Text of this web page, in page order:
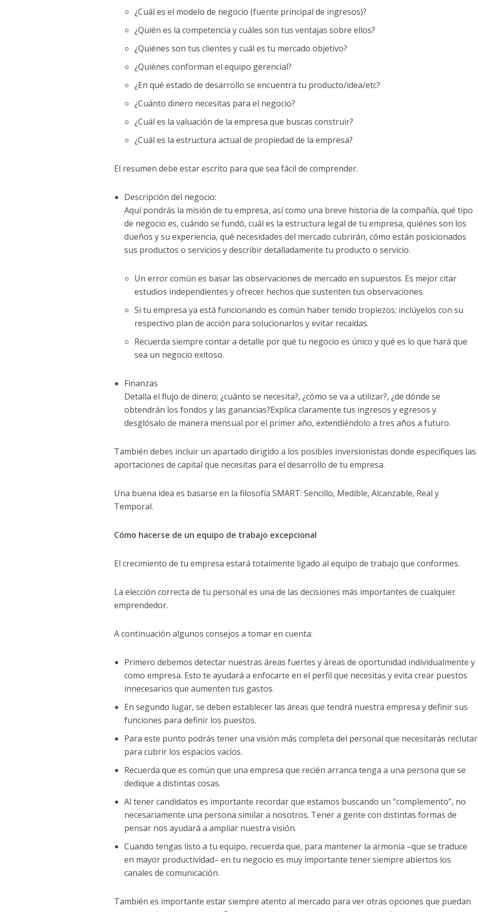
¿Cuál es el modelo de negocio (fuente principal de ingresos)?
¿Quién es la competencia y cuáles son tus ventajas sobre ellos?
¿Quiénes son tus clientes y cuál es tu mercado objetivo?
¿Quiénes conforman el equipo gerencial?
¿En qué estado de desarrollo se encuentra tu producto/idea/etc?
¿Cuánto dinero necesitas para el negocio?
¿Cuál es la valuación de la empresa que buscas construir?
¿Cuál es la estructura actual de propiedad de la empresa?
El resumen debe estar escrito para que sea fácil de comprender.
Descripción del negocio:
Aquí pondrás la misión de tu empresa, así como una breve historia de la compañía, qué tipo
de negocio es, cuándo se fundó, cuál es la estructura legal de tu empresa, quiénes son los
dueños y su experiencia, qué necesidades del mercado cubrirán, cómo están posicionados
sus productos o servicios y describir detalladamente tu producto o servicio.
Un error común es basar las observaciones de mercado en supuestos. Es mejor citar
estudios independientes y ofrecer hechos que sustenten tus observaciones.
Si tu empresa ya está funcionando es común haber tenido tropiezos; inclúyelos con su
respectivo plan de acción para solucionarlos y evitar recaídas.
Recuerda siempre contar a detalle por qué tu negocio es único y qué es lo que hará que
sea un negocio exitoso.
Finanzas
Detalla el flujo de dinero; ¿cuánto se necesita?, ¿cómo se va a utilizar?, ¿de dónde se
obtendrán los fondos y las ganancias?Explica claramente tus ingresos y egresos y
desglósalo de manera mensual por el primer año, extendiéndolo a tres años a futuro.
También debes incluir un apartado dirigido a los posibles inversionistas donde especifiques las
aportaciones de capital que necesitas para el desarrollo de tu empresa.
Una buena idea es basarse en la filosofía SMART: Sencillo, Medible, Alcanzable, Real y
Temporal.
Cómo hacerse de un equipo de trabajo excepcional
El crecimiento de tu empresa estará totalmente ligado al equipo de trabajo que conformes.
La elección correcta de tu personal es una de las decisiones más importantes de cualquier
emprendedor.
A continuación algunos consejos a tomar en cuenta:
Primero debemos detectar nuestras áreas fuertes y áreas de oportunidad individualmente y
como empresa. Esto te ayudará a enfocarte en el perfil que necesitas y evita crear puestos
innecesarios que aumenten tus gastos.
En segundo lugar, se deben establecer las áreas que tendrá nuestra empresa y definir sus
funciones para definir los puestos.
Para este punto podrás tener una visión más completa del personal que necesitarás reclutar
para cubrir los espacios vacíos.
Recuerda que es común que una empresa que recién arranca tenga a una persona que se
dedique a distintas cosas.
Al tener candidatos es importante recordar que estamos buscando un “complemento”, no
necesariamente una persona similar a nosotros. Tener a gente con distintas formas de
pensar nos ayudará a ampliar nuestra visión.
Cuando tengas listo a tu equipo, recuerda que, para mantener la armonía –que se traduce
en mayor productividad– en tu negocio es muy importante tener siempre abiertos los
canales de comunicación.
También es importante estar siempre atento al mercado para ver otras opciones que puedan